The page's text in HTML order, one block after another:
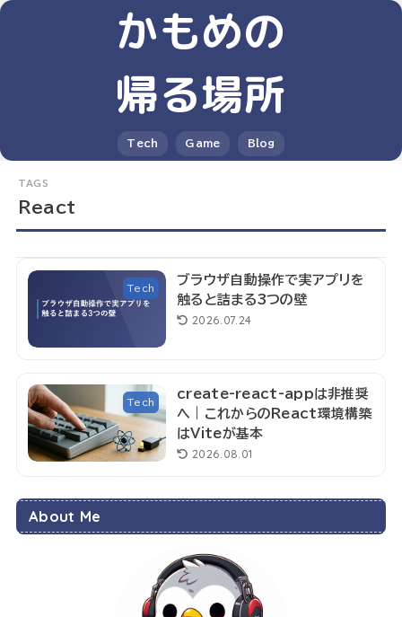
かもめの
帰る場所
Tech Game Blog
React
Tech
ブラウザ自動操作で実アプリを
触ると詰まる3つの壁
2026.07.24
Tech
create-react-appは非推奨
へ｜これからのReact環境構築
はViteが基本
2026.08.01
About Me